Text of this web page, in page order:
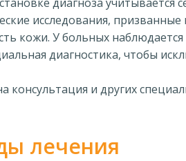
исследования,
кожи. У больных
диагностика, чтобы
консультация и других
лечения